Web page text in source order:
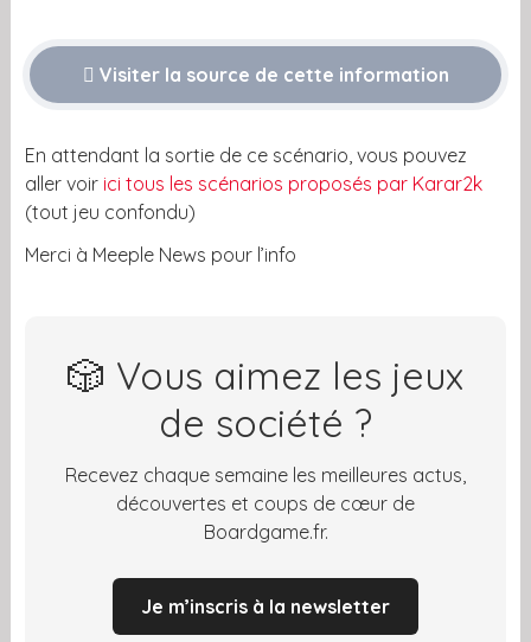
Visiter la source de cette information
En attendant la sortie de ce scénario, vous pouvez
aller voir ici tous les scénarios proposés par Karar2k
(tout jeu confondu)
Merci à Meeple News pour l’info
🎲 Vous aimez les jeux
de société ?
Recevez chaque semaine les meilleures actus,
découvertes et coups de cœur de
Boardgame.fr.
Je m’inscris à la newsletter